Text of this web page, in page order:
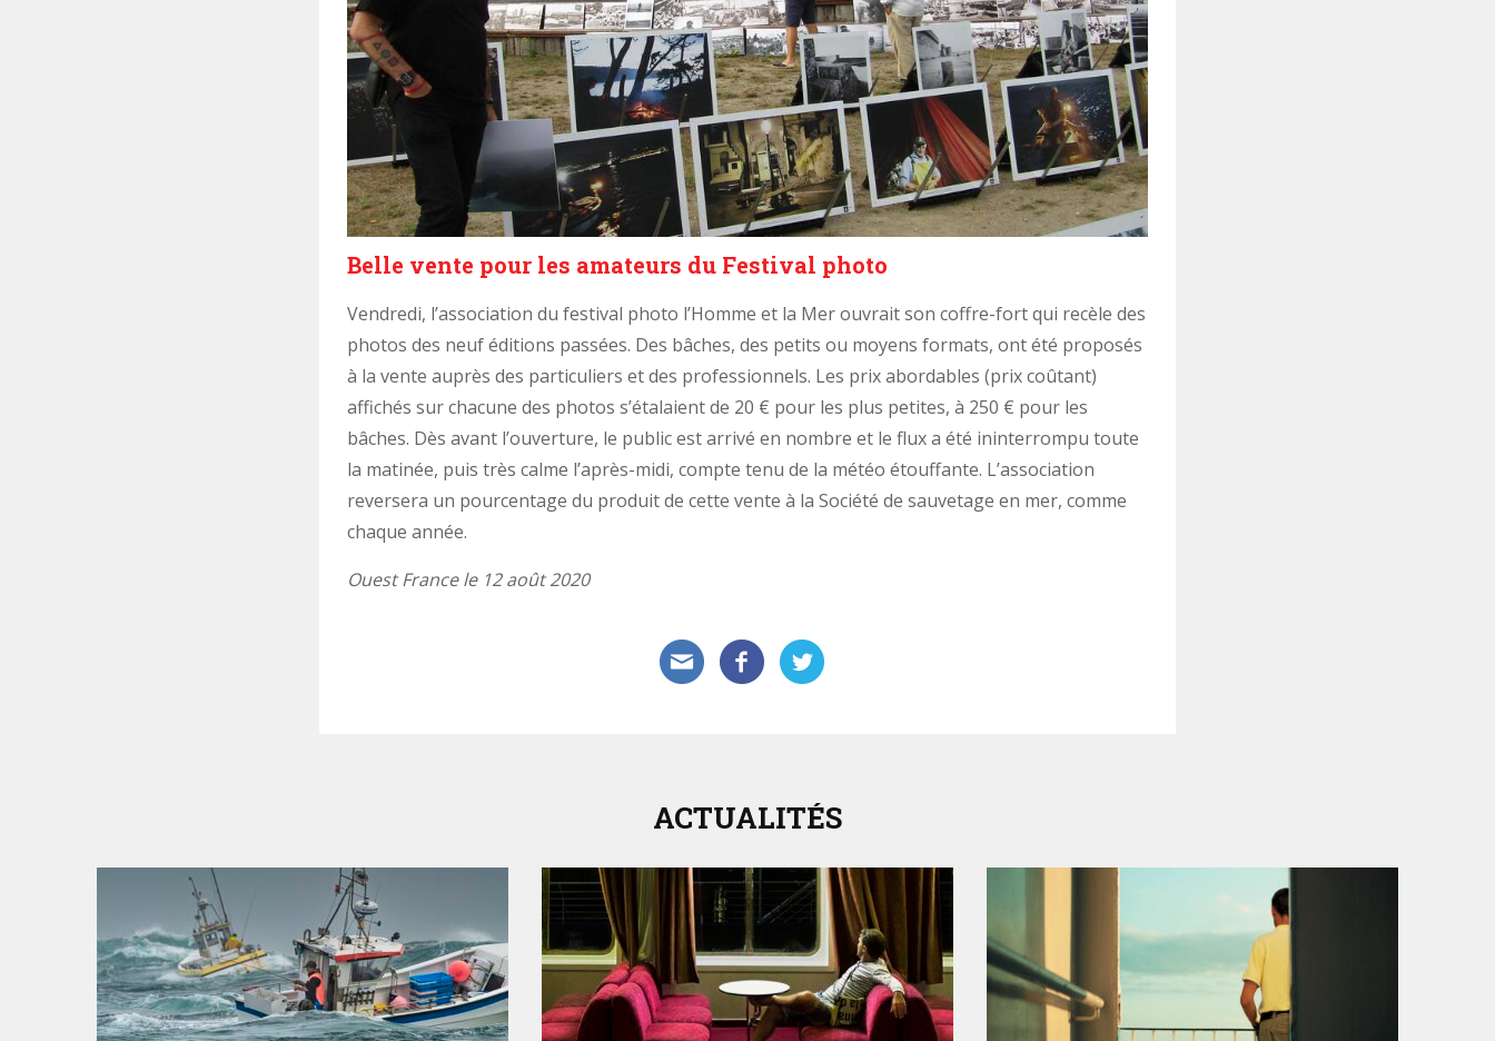
Belle vente pour les amateurs du Festival photo
Vendredi, l’association du festival photo l’Homme et la Mer ouvrait son coffre-fort qui recèle des
photos des neuf éditions passées. Des bâches, des petits ou moyens formats, ont été proposés
à la vente auprès des particuliers et des professionnels. Les prix abordables (prix coûtant)
affichés sur chacune des photos s’étalaient de 20 € pour les plus petites, à 250 € pour les
bâches. Dès avant l’ouverture, le public est arrivé en nombre et le flux a été ininterrompu toute
la matinée, puis très calme l’après-midi, compte tenu de la météo étouffante. L’association
reversera un pourcentage du produit de cette vente à la Société de sauvetage en mer, comme
chaque année.
Ouest France le 12 août 2020
ACTUALITÉS